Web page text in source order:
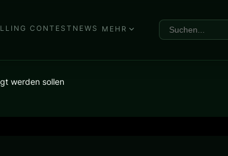
CONTEST NEWS MEHR
werden sollen